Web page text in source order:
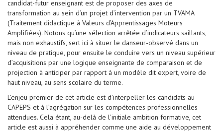
candidat-futur enseignant est de proposer des axes de
transformation au sein d’un projet d’intervention par un TVAMA
(Traitement didactique à Valeurs d’Apprentissages Moteurs
Amplifiées). Notons qu’une sélection arrêtée d’indicateurs saillants,
mais non exhaustifs, sert ici à situer le danseur-observé dans un
niveau de pratique, pour ensuite le conduire vers un niveau supérieur
d’acquisitions par une logique enseignante de comparaison et de
projection à anticiper par rapport à un modèle dit expert, voire de
haut niveau, au sens scolaire du terme.
L’enjeu premier de cet article est d'interpeller les candidats au
CAPEPS et à l’agrégation sur les compétences professionnelles
attendues. Cela étant, au-delà de l’initiale ambition formative, cet
article est aussi à appréhender comme une aide au développement